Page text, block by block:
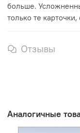
больше.
только те
Отзывы
Аналогичные